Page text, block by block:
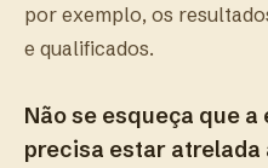
por exemplo, os
e qualificados.
Não se esqueça que a
precisa estar atrelada